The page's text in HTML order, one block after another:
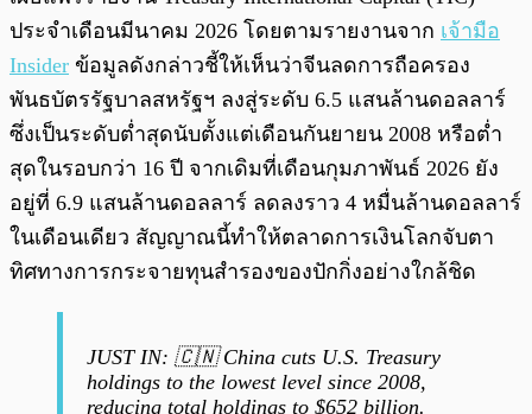
ประจำเดือนมีนาคม 2026 โดยตามรายงานจาก เจ้ามือ
Insider ข้อมูลดังกล่าวชี้ให้เห็นว่าจีนลดการถือครอง
พันธบัตรรัฐบาลสหรัฐฯ ลงสู่ระดับ 6.5 แสนล้านดอลลาร์
ซึ่งเป็นระดับต่ำสุดนับตั้งแต่เดือนกันยายน 2008 หรือต่ำ
สุดในรอบกว่า 16 ปี จากเดิมที่เดือนกุมภาพันธ์ 2026 ยัง
อยู่ที่ 6.9 แสนล้านดอลลาร์ ลดลงราว 4 หมื่นล้านดอลลาร์
ในเดือนเดียว สัญญาณนี้ทำให้ตลาดการเงินโลกจับตา
ทิศทางการกระจายทุนสำรองของปักกิ่งอย่างใกล้ชิด
JUST IN: 🇨🇳 China cuts U.S. Treasury
holdings to the lowest level since 2008,
reducing total holdings to $652 billion.